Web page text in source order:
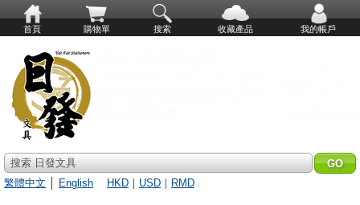
首頁 購物單 搜索 收藏產品 我的帳戶
搜索 日發文具
繁體中文
English HKD ｜ USD ｜ RMD